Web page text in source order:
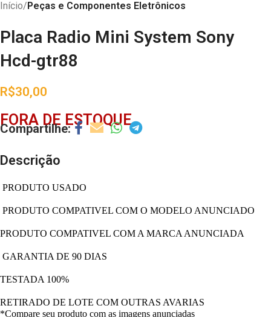
Início Peças e Componentes Eletrônicos
Placa Radio Mini System Sony
Hcd-gtr88
R$30,00
FORA DE ESTOQUE
Descrição
PRODUTO USADO
PRODUTO COMPATIVEL COM O MODELO ANUNCIADO
PRODUTO COMPATIVEL COM A MARCA ANUNCIADA
GARANTIA DE 90 DIAS
TESTADA 100%
RETIRADO DE LOTE COM OUTRAS AVARIAS
*Compare seu produto com as imagens anunciadas